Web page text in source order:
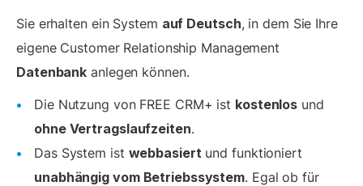
Sie erhalten ein System auf Deutsch, in dem Sie Ihre
eigene Customer Relationship Management
Datenbank anlegen können.
Die Nutzung von FREE CRM+ ist kostenlos und
ohne Vertragslaufzeiten.
Das System ist webbasiert und funktioniert
unabhängig vom Betriebssystem. Egal ob für